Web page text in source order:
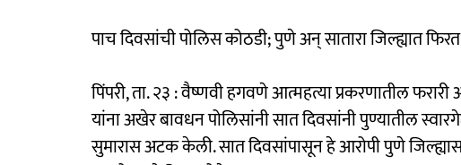
पाच दिवसांची पोलिस कोठडी; पुणे अन् सातारा जिल्ह्यात
पिंपरी, ता. २३ : वैष्णवी हगवणे आत्महत्या प्रकरणातील
यांना अखेर बावधन पोलिसांनी सात दिवसांनी पुण्यातील
सुमारास अटक केली. सात दिवसांपासून हे आरोपी पुणे